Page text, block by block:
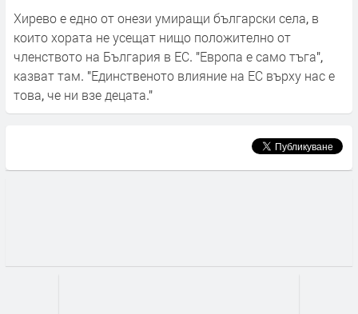
Хирево е едно от онези умиращи български села, в
които хората не усещат нищо положително от
членството на България в ЕС. "Европа е само тъга",
казват там. "Единственото влияние на ЕС върху нас е
това, че ни взе децата."